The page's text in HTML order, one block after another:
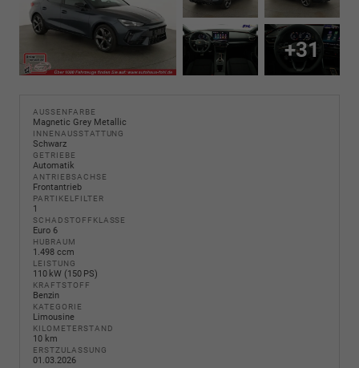
+31
AUSSENFARBE
Magnetic Grey Metallic
INNENAUSSTATTUNG
Schwarz
GETRIEBE
Automatik
ANTRIEBSACHSE
Frontantrieb
PARTIKELFILTER
1
SCHADSTOFFKLASSE
Euro 6
HUBRAUM
1.498 ccm
LEISTUNG
110 kW (150 PS)
KRAFTSTOFF
Benzin
KATEGORIE
Limousine
KILOMETERSTAND
10 km
ERSTZULASSUNG
01.03.2026